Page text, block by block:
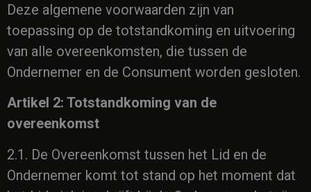
Deze algemene voorwaarden zijn van
toepassing op de totstandkoming en uitvoering
van alle overeenkomsten, die tussen de
Ondernemer en de Consument worden gesloten.
Artikel 2: Totstandkoming van de
overeenkomst
2.1. De Overeenkomst tussen het Lid en de
Ondernemer komt tot stand op het moment dat